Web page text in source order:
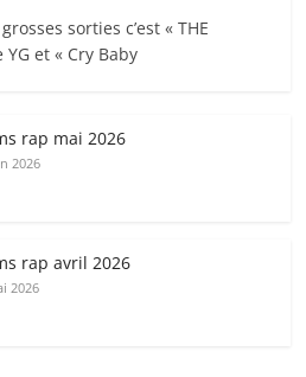
sorties c’est « THE
YG et « Cry Baby
rap mai 2026
2026
rap avril 2026
2026